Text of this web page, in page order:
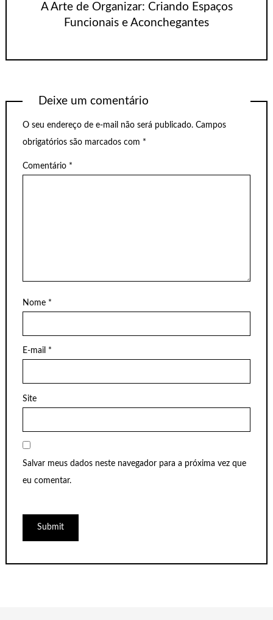
A Arte de Organizar: Criando Espaços
Funcionais e Aconchegantes
Deixe um comentário
O seu endereço de e-mail não será publicado. Campos
obrigatórios são marcados com *
Comentário *
Nome *
E-mail *
Site
Salvar meus dados neste navegador para a próxima vez que
eu comentar.